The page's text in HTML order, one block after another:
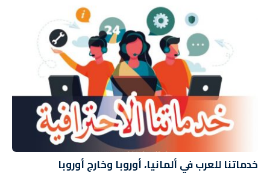
خدماتنا للعرب في ألمانيا، أوروبا وخارج أوروبا